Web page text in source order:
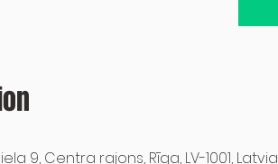
9, Centra rajons, Rīga, LV-1001, Latvia